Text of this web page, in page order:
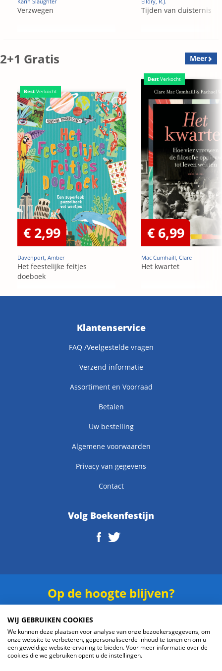
Verzwegen Tijden van duisternis
2+1 Gratis Meer
Best Verkocht
€ 2,99
Davenport, Amber
Het feestelijke feitjes
doeboek
Best Verkocht
€ 6,99
Mac Cumhaill, Clare
Het kwartet
Klantenservice
FAQ /Veelgestelde vragen
Verzend informatie
Assortiment en Voorraad
Betalen
Uw bestelling
Algemene voorwaarden
Privacy van gegevens
Contact
Volg Boekenfestijn
Op de hoogte blijven?
WIJ GEBRUIKEN COOKIES
We kunnen deze plaatsen voor analyse van onze bezoekersgegevens, om
onze website te verbeteren, gepersonaliseerde inhoud te tonen en om u
een geweldige website-ervaring te bieden. Voor meer informatie over de
cookies die we gebruiken opent u de instellingen.